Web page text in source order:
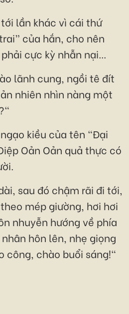
lần khác vì cái thứ
của hắn, cho nên
cực kỳ nhẫn nại...
lãnh cung, ngồi tê đít
nhiên nhìn nàng một
kiều của tên “Đại
Oản Oản quả thực có
sau đó chậm rãi đi tới,
mép giường, hơi hơi
nhuyễn hướng về phía
hôn lên, nhẹ giọng
công, chào buổi sáng!"